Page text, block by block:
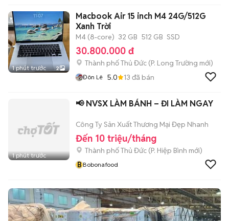
1 phút trước 2
Macbook Air 15 inch M4 24G/512G
Xanh Trời
M4 (8-core) 32 GB 512 GB SSD
30.800.000 đ
Thành phố Thủ Đức (P. Long Trường mới)
Đôn Lê 5.0 13 đã bán
1 phút trước
📢 NVSX LÀM BÁNH – ĐI LÀM NGAY
Công Ty Sản Xuất Thương Mại Đẹp Nhanh
Đến 10 triệu/tháng
Thành phố Thủ Đức (P. Hiệp Bình mới)
BBobonafood